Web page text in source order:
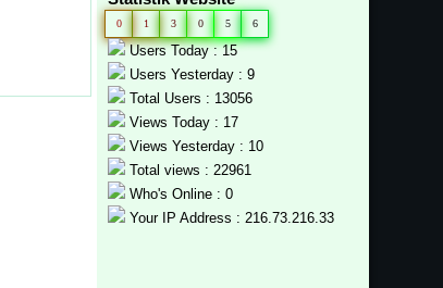
0 1 3 0 5 6
Users Today : 15
Users Yesterday : 9
Total Users : 13056
Views Today : 17
Views Yesterday : 10
Total views : 22961
Who's Online : 0
Your IP Address : 216.73.216.33